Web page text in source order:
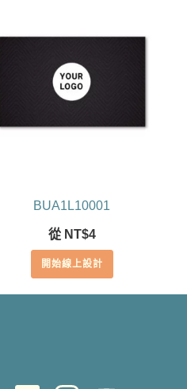
BUA1L10001
從 NT$4
開始線上設計